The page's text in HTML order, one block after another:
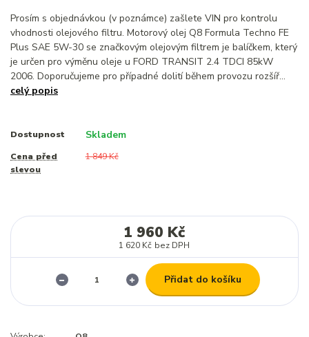
Prosím s objednávkou (v poznámce) zašlete VIN pro kontrolu
vhodnosti olejového filtru. Motorový olej Q8 Formula Techno FE
Plus SAE 5W-30 se značkovým olejovým filtrem je balíčkem, který
je určen pro výměnu oleje u FORD TRANSIT 2.4 TDCI 85kW
2006. Doporučujeme pro případné dolití během provozu rozšíř...
celý popis
Dostupnost Skladem
Cena před
slevou
1 849 Kč
1 960 Kč
1 620 Kč bez DPH
Přidat do košíku